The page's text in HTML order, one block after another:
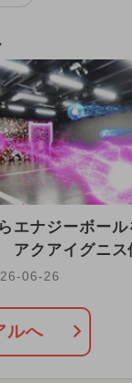
エナジーボール
クアイグニス
ポーツ「HADO
06-26
ルへ